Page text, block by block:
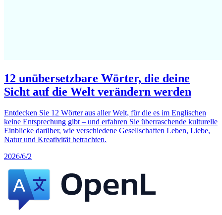
12 unübersetzbare Wörter, die deine
Sicht auf die Welt verändern werden
Entdecken Sie 12 Wörter aus aller Welt, für die es im Englischen
keine Entsprechung gibt – und erfahren Sie überraschende kulturelle
Einblicke darüber, wie verschiedene Gesellschaften Leben, Liebe,
Natur und Kreativität betrachten.
2026/6/2